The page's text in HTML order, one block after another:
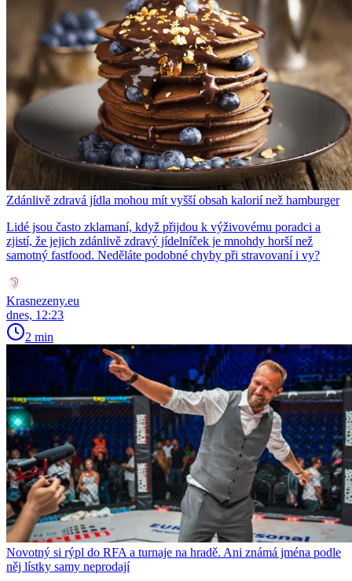
Zdánlivě zdravá jídla mohou mít vyšší obsah kalorií než hamburger
Lidé jsou často zklamaní, když přijdou k výživovému poradci a
zjistí, že jejich zdánlivě zdravý jídelníček je mnohdy horší než
samotný fastfood. Neděláte podobné chyby při stravovaní i vy?
Krasnezeny.eu
dnes, 12:23
2 min
Novotný si rýpl do RFA a turnaje na hradě. Ani známá jména podle
něj lístky samy neprodají